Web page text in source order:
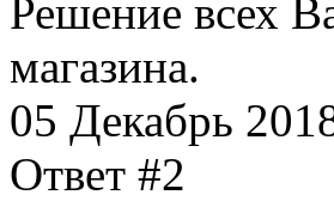
Решение всех
магазина.
05 Декабрь
Ответ #2